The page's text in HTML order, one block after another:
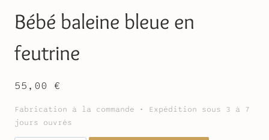
Bébé baleine bleue en
feutrine
55,00 €
Fabrication à la commande • Expédition sous 3 à 7
jours ouvrés